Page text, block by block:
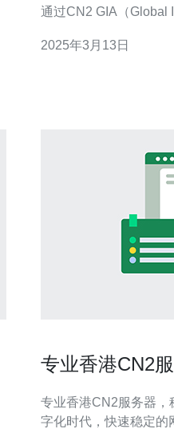
通过CN2 GIA（Global
金融中心和互联网
2025年3月13日
专业香港CN2
专业香港CN2服务器，稳定
字化时代，快速稳定的